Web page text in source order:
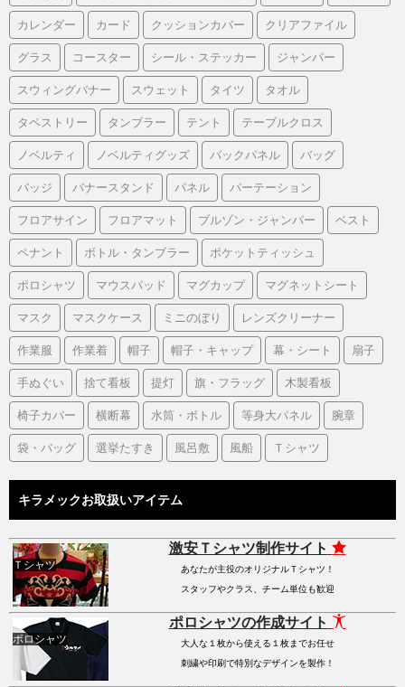
カレンダー カード クッションカバー クリアファイル
グラス コースター シール・ステッカー ジャンパー
スウィングバナー スウェット タイツ タオル
タペストリー タンブラー テント テーブルクロス
ノベルティ ノベルティグッズ バックパネル バッグ
バッジ バナースタンド パネル パーテーション
フロアサイン フロアマット ブルゾン・ジャンパー ベスト
ペナント ボトル・タンブラー ポケットティッシュ
ポロシャツ マウスパッド マグカップ マグネットシート
マスク マスクケース ミニのぼり レンズクリーナー
作業服 作業着 帽子 帽子・キャップ 幕・シート 扇子
手ぬぐい 捨て看板 提灯 旗・フラッグ 木製看板
椅子カバー 横断幕 水筒・ボトル 等身大パネル 腕章
袋・バッグ 選挙たすき 風呂敷 風船 Ｔシャツ
キラメックお取扱いアイテム
Ｔシャツ
激安Ｔシャツ制作サイト
あなたが主役のオリジナルＴシャツ！
スタッフやクラス、チーム単位も歓迎
ポロシャツ
ポロシャツの作成サイト
大人な１枚から使える１枚までお任せ
刺繍や印刷で特別なデザインを製作！